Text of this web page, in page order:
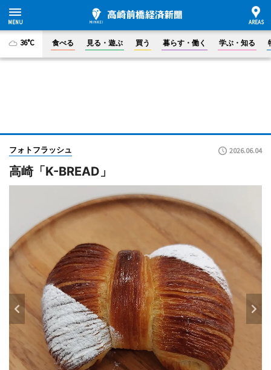
36°C 食べる 見る・遊ぶ 買う 暮らす・働く 学ぶ・知る
フォトフラッシュ 2026.06.04
高崎「K-BREAD」